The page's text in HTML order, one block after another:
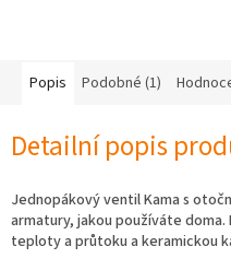
Popis Podobné (1)
Detailní popis
Jednopákový ventil Kama s
armatury, jakou používáte
teploty a průtoku a keramickou